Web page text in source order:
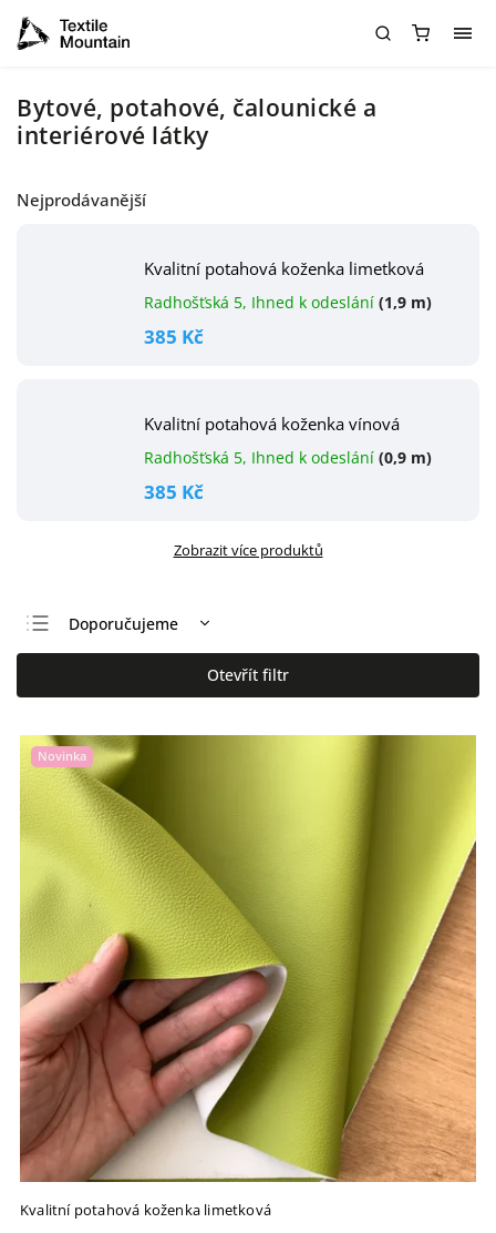
Bytové, potahové, čalounické a
interiérové látky
Nejprodávanější
Kvalitní potahová koženka limetková
Radhošťská 5, Ihned k odeslání (1,9 m)
385 Kč
Kvalitní potahová koženka vínová
Radhošťská 5, Ihned k odeslání (0,9 m)
385 Kč
Zobrazit více produktů
Doporučujeme
Nejlevnější
Nejdražší
Abecedně
Otevřít filtr
Novinka
Kvalitní potahová koženka limetková